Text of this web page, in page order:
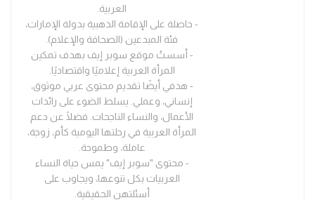
العربية.
- حاصلة على الإقامة الذهبية بدولة الإمارات،
فئة المبدعين (الصحافة والإعلام).
- أسستُ موقع سوبر إيف بهدف تمكين
المرأة العربية إعلاميًا واقتصاديًا.
- هدفي أيضًا تقديم محتوى عربي موثوق،
إنساني، وعملي. يسلط الضوء على رائدات
الأعمال، والنساء الناجحات. فضلًا عن دعم
المرأة العربية في رحلتها اليومية كأم، زوجة،
عاملة، وطموحة.
- محتوى "سوبر إيف" يمس حياة النساء
العربيات بكل تنوعها، ويجاوب على
أسئلتهن الحقيقية.